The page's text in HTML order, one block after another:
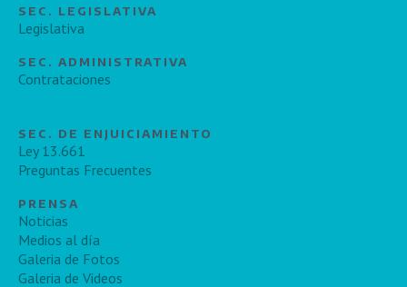
SEC. LEGISLATIVA
Legislativa
SEC. ADMINISTRATIVA
Contrataciones
SEC. DE ENJUICIAMIENTO
Ley 13.661
Preguntas Frecuentes
PRENSA
Noticias
Medios al día
Galeria de Fotos
Galeria de Videos